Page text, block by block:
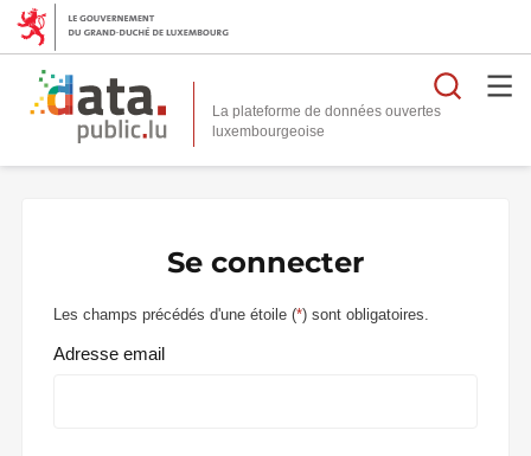
La plateforme de données ouvertes
Se connecter
Les champs précédés d'une étoile (*) sont obligatoires.
Adresse email